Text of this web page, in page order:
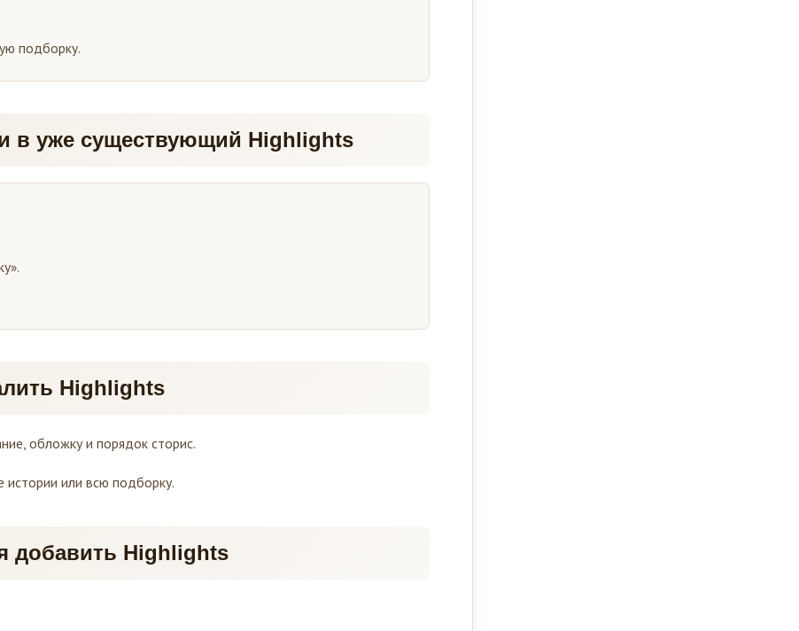
подборку.
в уже существующий Highlights
Highlights
обложку и порядок сторис.
или всю подборку.
добавить Highlights